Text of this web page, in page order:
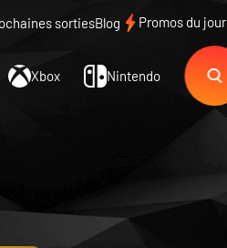
sortiesBlog Promos du jour
Xbox Nintendo